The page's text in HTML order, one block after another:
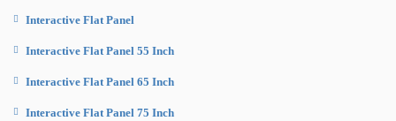
Interactive Flat Panel
Interactive Flat Panel 55 Inch
Interactive Flat Panel 65 Inch
Interactive Flat Panel 75 Inch